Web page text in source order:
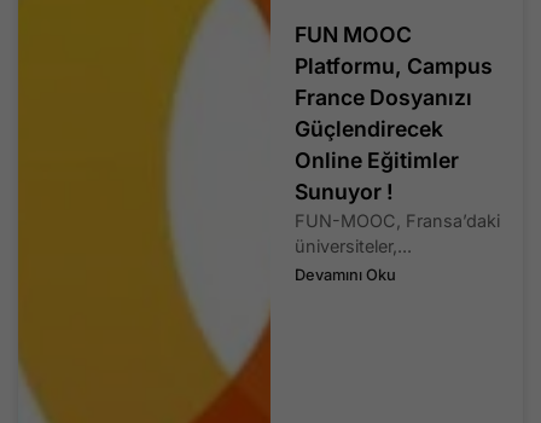
FUN MOOC
Platformu, Campus
France Dosyanızı
Güçlendirecek
Online Eğitimler
Sunuyor !
FUN-MOOC, Fransa’daki
üniversiteler,...
Devamını Oku